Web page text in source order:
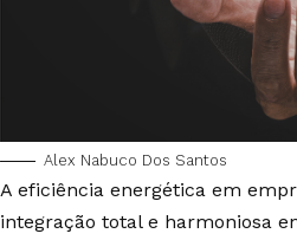
Alex Nabuco Dos Santos
A eficiência energética em
integração total e harmoniosa